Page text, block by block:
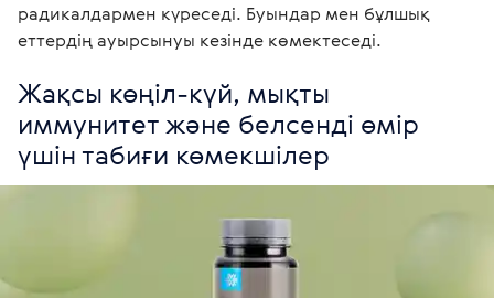
радикалдармен күреседі. Буындар мен бұлшық
еттердің ауырсынуы кезінде көмектеседі.
Жақсы көңіл-күй, мықты
иммунитет және белсенді өмір
үшін табиғи көмекшілер